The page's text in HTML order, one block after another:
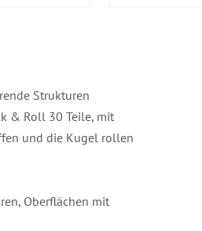
Strukturen
& Roll 30 Teile, mit
und die Kugel rollen
Oberflächen mit